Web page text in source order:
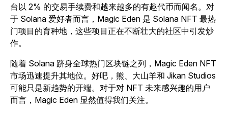
台以 2% 的交易手续费和越来越多的有趣代币而闻名。对
于 Solana 爱好者而言，Magic Eden 是 Solana NFT 最热
门项目的育种地，这些项目正在不断壮大的社区中引发炒
作。
随着 Solana 跻身全球热门区块链之列，Magic Eden NFT
市场迅速提升其地位。好吧，熊、大山羊和 Jikan Studios
可能只是新趋势的开端。对于对 NFT 未来感兴趣的用户
而言，Magic Eden 显然值得我们关注。